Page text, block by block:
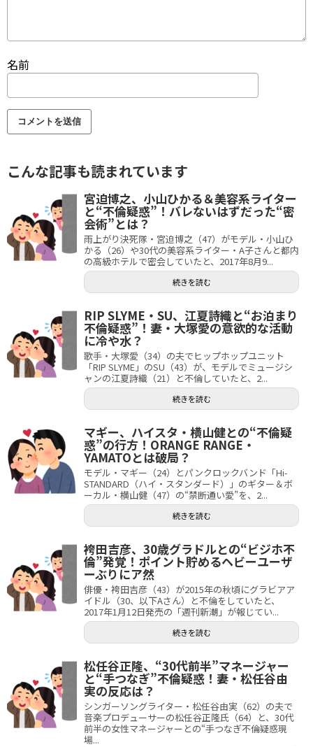
名前
こんな記事も読まれています
宮迫博之、小山ひかる＆美容系ライター
と“不倫疑惑”！バレないはずだった“密
会術”とは？
雨上がり決死隊・宮迫博之（47）がモデル・小山ひ
かる（26）や30代の美容系ライター・A子さんと都内
の高級ホテルで密会していたと、2017年8月9...
続きを読む
RIP SLYME・SU、江夏詩織と“お泊まり
不倫疑惑”！妻・大塚愛の意欲的な活動
に冷や水？
歌手・大塚愛（34）の夫でヒップホップユニット
「RIP SLYME」のSU（43）が、モデルでミュージシ
ャンの江夏詩織（21）と不倫していたと、2...
続きを読む
マギー、ハイスタ・横山健との“不倫疑
惑”の行方！ORANGE RANGE・
YAMATOとは破局？
モデル・マギー（24）とパンクロックバンド「Hi-
STANDARD（ハイ・スタンダード）」のギター＆ボ
ーカル・横山健（47）の“禁断通い愛”を、2...
続きを読む
袴田吉彦、30歳グラドルとの“ビジホ不
倫”発覚！ポイント貯めるヘビーユーザ
ーぶりにア然
俳優・袴田吉彦（43）が2015年の秋頃にグラビアア
イドル（30、以下Aさん）と不倫をしていたと、
2017年1月12日発売の「週刊新潮」が報じてい...
続きを読む
松任谷正隆、“30代前半”マネージャー
と“手つなぎ”不倫疑惑！妻・松任谷由
実の反応は？
シンガーソングライター・松任谷由実（62）の夫で
音楽プロデューサーの松任谷正隆氏（64）と、30代
前半の女性マネージャーとの“手つなぎ不倫疑惑現
場...